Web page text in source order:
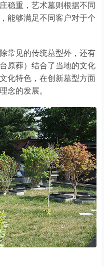
稳重，艺术墓则根据不同
能够满足不同客户对于个
常见的传统墓型外，还有
原葬）结合了当地的文化
化特色，在创新墓型方面
念的发展。